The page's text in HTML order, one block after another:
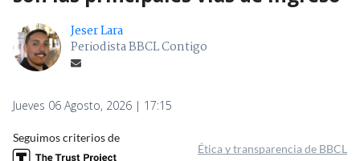
Jeser Lara
Periodista BBCL Contigo
Jueves 06 Agosto, 2026 | 17:15
Seguimos criterios de
Ética y transparencia de BBCL